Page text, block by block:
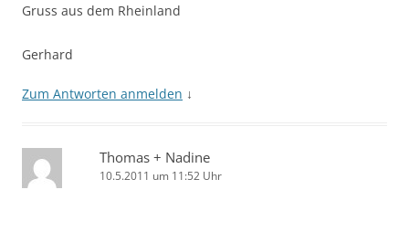
Gruss aus dem Rheinland
Gerhard
Zum Antworten anmelden ↓
Thomas + Nadine
10.5.2011 um 11:52 Uhr